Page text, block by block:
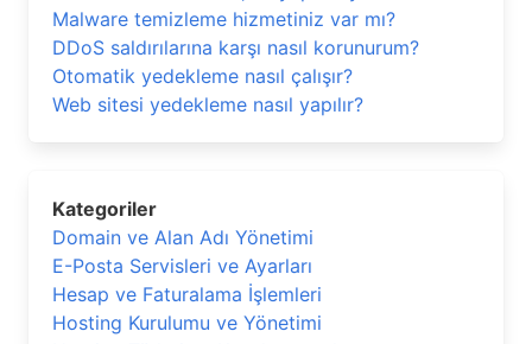
Malware temizleme hizmetiniz var mı?
DDoS saldırılarına karşı nasıl korunurum?
Otomatik yedekleme nasıl çalışır?
Web sitesi yedekleme nasıl yapılır?
Kategoriler
Domain ve Alan Adı Yönetimi
E-Posta Servisleri ve Ayarları
Hesap ve Faturalama İşlemleri
Hosting Kurulumu ve Yönetimi